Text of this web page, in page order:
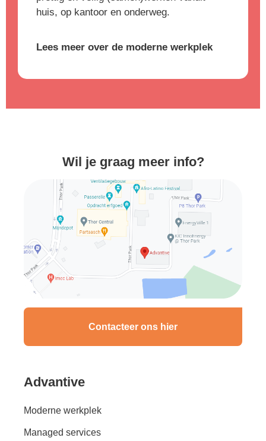
huis, op kantoor en onderweg.
Lees meer over de moderne werkplek
Wil je graag meer info?
Contacteer ons hier
Advantive
Moderne werkplek
Managed services